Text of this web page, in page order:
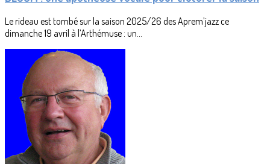
Le rideau est tombé sur la saison 2025/26 des Aprem’jazz ce
dimanche 19 avril à l’Arthémuse : un...